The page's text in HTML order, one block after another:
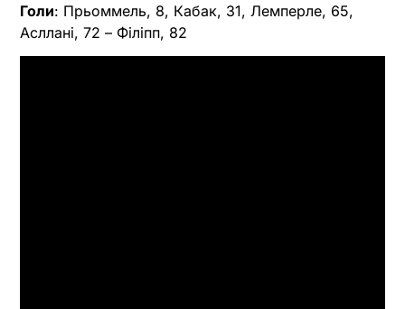
Голи: Прьоммель, 8, Кабак, 31, Лемперле, 65,
Асллані, 72 – Філіпп, 82